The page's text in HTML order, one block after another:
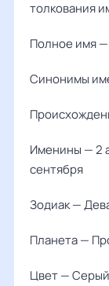
толкования
Полное имя
Синонимы
Именины — 2
сентября
Зодиак —
Планета —
Цвет — Серый